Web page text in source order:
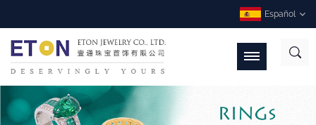
Español